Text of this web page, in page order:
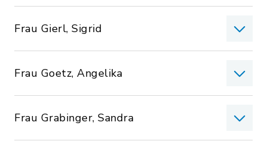
Frau Gierl, Sigrid
Frau Goetz, Angelika
Frau Grabinger, Sandra